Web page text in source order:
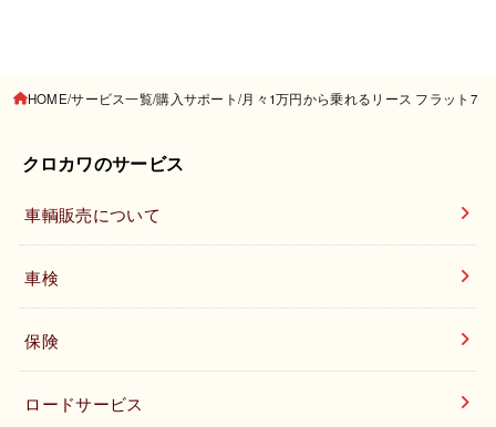
HOME サービス一覧 購入サポート 月々1万円から乗れるリース フラット7
クロカワのサービス
車輌販売について
車検
保険
ロードサービス